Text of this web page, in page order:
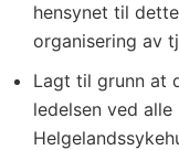
hensynet til
organisering av
Lagt til grunn at
ledelsen ved